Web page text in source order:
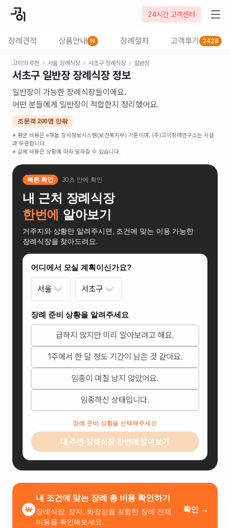
24시간 고객센터
장례견적 상품안내 N 장례절차 고객후기 2428
고이의 추천 서울 장례식장 서초구 장례식장 일반장
서초구 일반장 장례식장 정보
일반장이 가능한 장례식장들이에요.
어떤 분들에게 일반장이 적합한지 정리했어요.
조문객 200명 안팎
※ 평균 비용은 e하늘 장사정보시스템(보건복지부) 기준이며, (주)고이장례연구소는 시설
과 무관합니다.
※ 실제 비용은 상황에 따라 달라질 수 있습니다.
빠른 확인 30초 안에 확인
내 근처 장례식장
한번에
알아보기
거주지와 상황만 알려주시면, 조건에 맞는 이용 가능한
장례식장을 찾아드려요.
어디에서 모실 계획이신가요?
서울 서초구
장례 준비 상황을 알려주세요
급하지 않지만 미리 알아보려고 해요.
1주에서 한 달 정도 기간이 남은 것 같아요.
임종이 며칠 남지 않았어요.
임종하신 상태입니다.
장례 준비 상황을 선택해주세요
내 주변 장례식장 한번에 알아보기
내 조건에 맞는 장례 총 비용 확인하기
장례식장, 장지, 화장장을 포함한 장례 전체
비용을 확인해보세요.
확인 →